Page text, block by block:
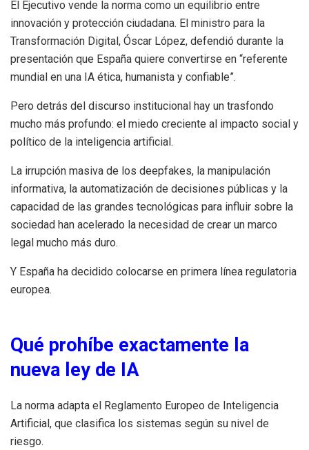
El Ejecutivo vende la norma como un equilibrio entre
innovación y protección ciudadana. El ministro para la
Transformación Digital, Óscar López, defendió durante la
presentación que España quiere convertirse en “referente
mundial en una IA ética, humanista y confiable”.
Pero detrás del discurso institucional hay un trasfondo
mucho más profundo: el miedo creciente al impacto social y
político de la inteligencia artificial.
La irrupción masiva de los deepfakes, la manipulación
informativa, la automatización de decisiones públicas y la
capacidad de las grandes tecnológicas para influir sobre la
sociedad han acelerado la necesidad de crear un marco
legal mucho más duro.
Y España ha decidido colocarse en primera línea regulatoria
europea.
Qué prohíbe exactamente la
nueva ley de IA
La norma adapta el Reglamento Europeo de Inteligencia
Artificial, que clasifica los sistemas según su nivel de
riesgo.